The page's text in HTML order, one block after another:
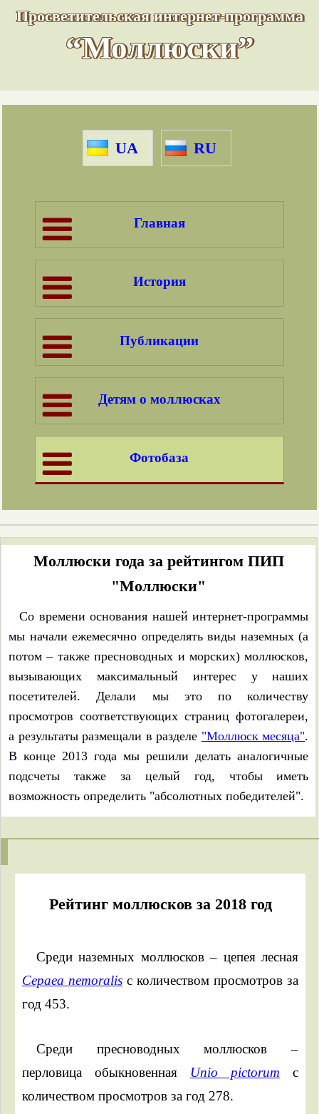
Просветительская интернет-программа
“Моллюски”
UA RU
Главная
История
Публикации
Детям о моллюсках
Фотобаза
Моллюски года за рейтингом ПИП
"Моллюски"
Со времени основания нашей интернет-программы
мы начали ежемесячно определять виды наземных (а
потом – также пресноводных и морских) моллюсков,
вызывающих максимальный интерес у наших
посетителей. Делали мы это по количеству
просмотров соответствующих страниц фотогалереи,
а результаты размещали в разделе "Моллюск месяца".
В конце 2013 года мы решили делать аналогичные
подсчеты также за целый год, чтобы иметь
возможность определить "абсолютных победителей".
Рейтинг моллюсков за 2018 год
Среди наземных моллюсков – цепея лесная
Cepaea nemoralis с количеством просмотров за
год 453.
Среди пресноводных моллюсков –
перловица обыкновенная Unio pictorum с
количеством просмотров за год 278.